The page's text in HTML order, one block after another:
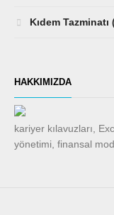
Kıdem
HAKKIMIZDA
kariyer kılavuzları,
yönetimi, finansal